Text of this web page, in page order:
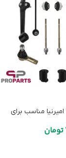
مناسب برای
تومان